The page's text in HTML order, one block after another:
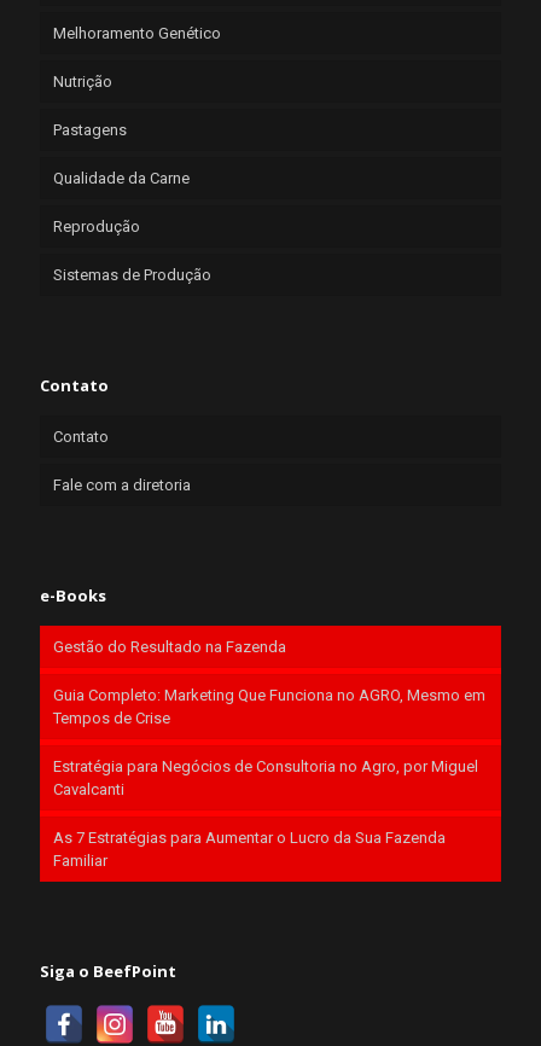
Melhoramento Genético
Nutrição
Pastagens
Qualidade da Carne
Reprodução
Sistemas de Produção
Contato
Contato
Fale com a diretoria
e-Books
Gestão do Resultado na Fazenda
Guia Completo: Marketing Que Funciona no AGRO, Mesmo em
Tempos de Crise
Estratégia para Negócios de Consultoria no Agro, por Miguel
Cavalcanti
As 7 Estratégias para Aumentar o Lucro da Sua Fazenda
Familiar
Siga o BeefPoint